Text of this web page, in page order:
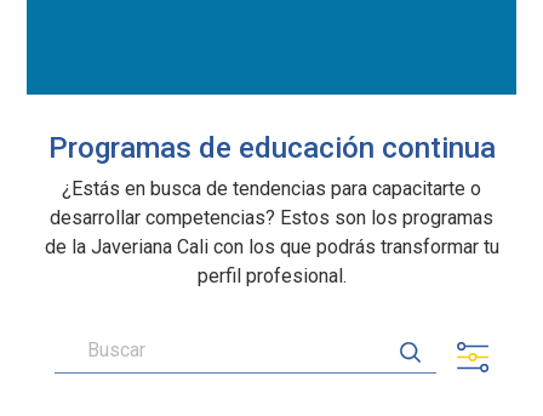
Programas de educación continua
¿Estás en busca de tendencias para capacitarte o
desarrollar competencias? Estos son los programas
de la Javeriana Cali con los que podrás transformar tu
perfil profesional.